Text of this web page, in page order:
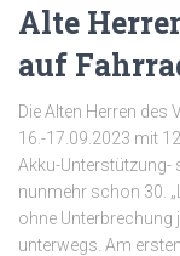
Alte
auf
Die Alten Herren des
16.-17.09.2023 mit
Akku-Unterstützung-
nunmehr schon 30.
ohne Unterbrechung
unterwegs. Am